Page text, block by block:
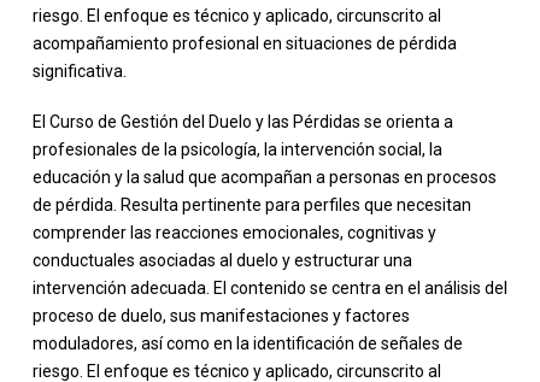
riesgo. El enfoque es técnico y aplicado, circunscrito al
acompañamiento profesional en situaciones de pérdida
significativa.
El Curso de Gestión del Duelo y las Pérdidas se orienta a
profesionales de la psicología, la intervención social, la
educación y la salud que acompañan a personas en procesos
de pérdida. Resulta pertinente para perfiles que necesitan
comprender las reacciones emocionales, cognitivas y
conductuales asociadas al duelo y estructurar una
intervención adecuada. El contenido se centra en el análisis del
proceso de duelo, sus manifestaciones y factores
moduladores, así como en la identificación de señales de
riesgo. El enfoque es técnico y aplicado, circunscrito al
-